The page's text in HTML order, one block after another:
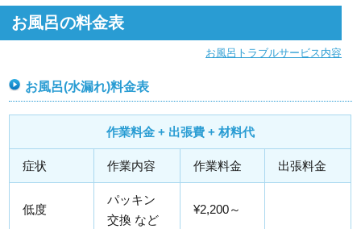
お風呂の料金表
お風呂トラブルサービス内容
お風呂(水漏れ)料金表
作業料金 + 出張費 + 材料代
症状 作業内容 作業料金 出張料金
低度
パッキン
交換 など
¥2,200～